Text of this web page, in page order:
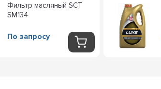
Фильтр масляный SCT
SM134
По запросу